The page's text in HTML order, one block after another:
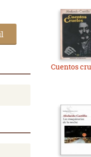
Cuentos